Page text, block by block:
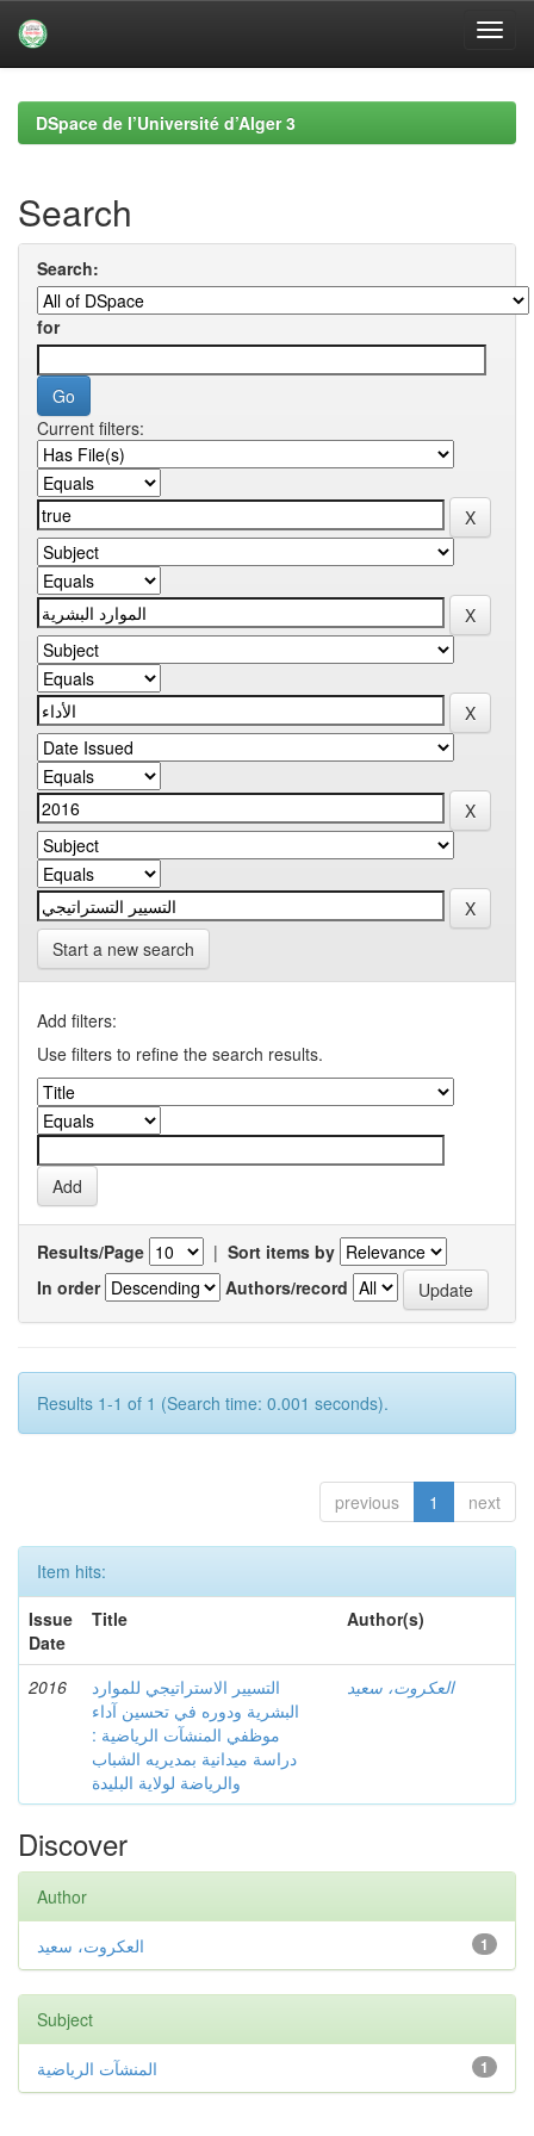
navigationDSpace de l’Université d’Alger 3
Search
Search:
for
Current filters:
Start a new search
Add filters:
Use filters to refine the search results.
Results/Page | Sort items by
In order
Authors/record
Results 1-1 of 1 (Search time: 0.001 seconds).
previous 1 next
Item hits:
Issue
Date
Title Author(s)
2016
التسيير الاستراتيجي للموارد
البشرية ودوره في تحسين آداء
موظفي المنشآت الرياضية :
دراسة ميدانية بمديريه الشباب
والرياضة لولاية البليدة
العكروت، سعيد
Discover
Author
1 العكروت، سعيد
Subject
1 المنشآت الرياضية